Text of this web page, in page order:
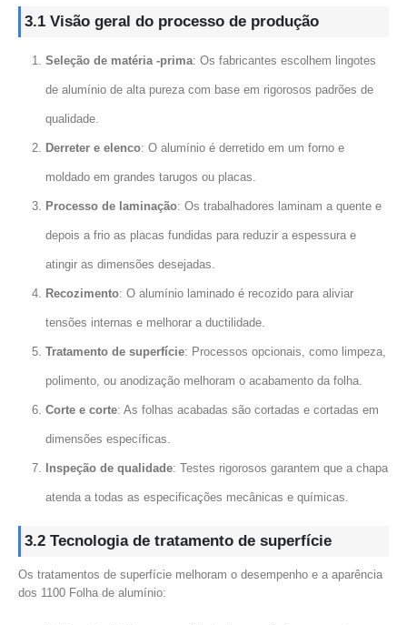
3.1 Visão geral do processo de produção
Seleção de matéria -prima: Os fabricantes escolhem lingotes
de alumínio de alta pureza com base em rigorosos padrões de
qualidade.
Derreter e elenco: O alumínio é derretido em um forno e
moldado em grandes tarugos ou placas.
Processo de laminação: Os trabalhadores laminam a quente e
depois a frio as placas fundidas para reduzir a espessura e
atingir as dimensões desejadas.
Recozimento: O alumínio laminado é recozido para aliviar
tensões internas e melhorar a ductilidade.
Tratamento de superfície: Processos opcionais, como limpeza,
polimento, ou anodização melhoram o acabamento da folha.
Corte e corte: As folhas acabadas são cortadas e cortadas em
dimensões específicas.
Inspeção de qualidade: Testes rigorosos garantem que a chapa
atenda a todas as especificações mecânicas e químicas.
3.2 Tecnologia de tratamento de superfície
Os tratamentos de superfície melhoram o desempenho e a aparência
dos 1100 Folha de alumínio: